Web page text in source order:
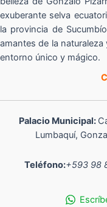
exuberante selva
la provincia de
amantes de la
entorno único y mágico.
Palacio Municipal:
Lumbaquí,
Teléfono:+593 98